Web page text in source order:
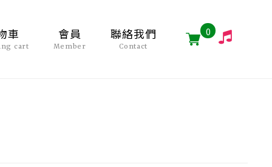
車
cart
會員
Member
聯絡我們
Contact
0